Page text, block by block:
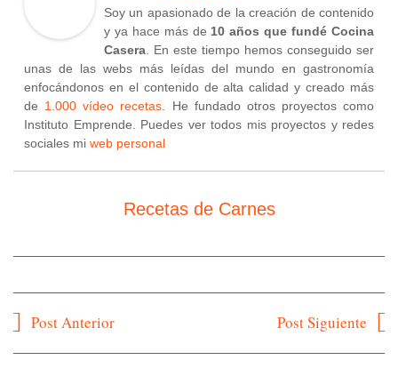
Soy un apasionado de la creación de contenido
y ya hace más de 10 años que fundé Cocina
Casera . En este tiempo hemos conseguido ser
unas de las webs más leídas del mundo en gastronomía
enfocándonos en el contenido de alta calidad y creado más
de 1.000 vídeo recetas . He fundado otros proyectos como
Instituto Emprende. Puedes ver todos mis proyectos y redes
sociales mi web personal
Recetas de Carnes
Navegación
Post Anterior Post Siguiente